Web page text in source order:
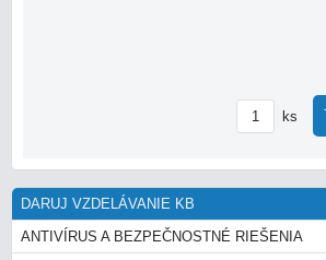
ks
DARUJ VZDELÁVANIE KB
ANTIVÍRUS A BEZPEČNOSTNÉ RIEŠENIA